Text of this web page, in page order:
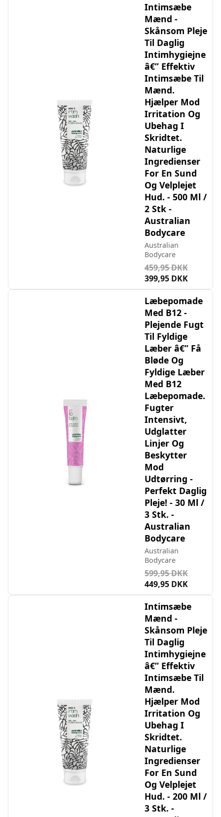
Intimsæbe
Mænd -
Skånsom Pleje
Til Daglig
Intimhygiejne
â€” Effektiv
Intimsæbe Til
Mænd.
Hjælper Mod
Irritation Og
Ubehag I
Skridtet.
Naturlige
Ingredienser
For En Sund
Og Velplejet
Hud. - 500 Ml /
2 Stk -
Australian
Bodycare
Australian
Bodycare
459,95 DKK
399,95 DKK
Læbepomade
Med B12 -
Plejende Fugt
Til Fyldige
Læber â€” Få
Bløde Og
Fyldige Læber
Med B12
Læbepomade.
Fugter
Intensivt,
Udglatter
Linjer Og
Beskytter
Mod
Udtørring -
Perfekt Daglig
Pleje! - 30 Ml /
3 Stk. -
Australian
Bodycare
Australian
Bodycare
599,95 DKK
449,95 DKK
Intimsæbe
Mænd -
Skånsom Pleje
Til Daglig
Intimhygiejne
â€” Effektiv
Intimsæbe Til
Mænd.
Hjælper Mod
Irritation Og
Ubehag I
Skridtet.
Naturlige
Ingredienser
For En Sund
Og Velplejet
Hud. - 200 Ml /
3 Stk. -